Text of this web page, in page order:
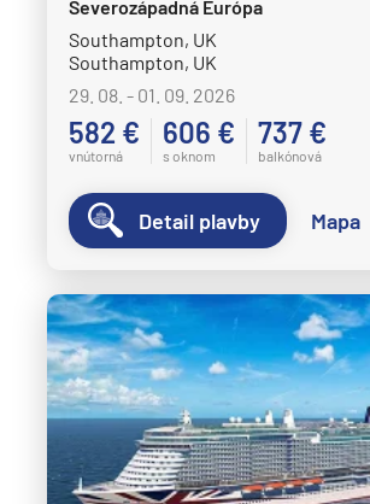
Severozápadná Európa
Southampton, UK
Southampton, UK
29. 08. - 01. 09. 2026
582 €
vnútorná
606 €
s oknom
737 €
balkónová
Detail plavby Mapa